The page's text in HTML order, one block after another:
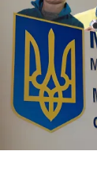
ФУТЗАЛ
ІНШІ